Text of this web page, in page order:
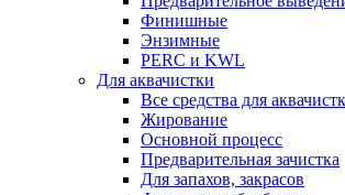
Финишные
Энзимные
PERC и KWL
Для аквачистки
Все средства для
Жирование
Основной процесс
Предварительная зачистка
Для запахов, закрасов